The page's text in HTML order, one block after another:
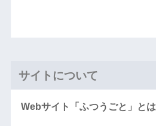
サイトについて
Webサイト「ふつうごと」とは